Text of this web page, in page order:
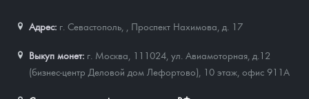
Адрес: г. Севастополь, Проспект Нахимова, д. 17
Выкуп монет: г. Москва, 111024, ул. Авиамоторная, д.12
(бизнес-центр Деловой дом Лефортово), 10 этаж, офис 911А